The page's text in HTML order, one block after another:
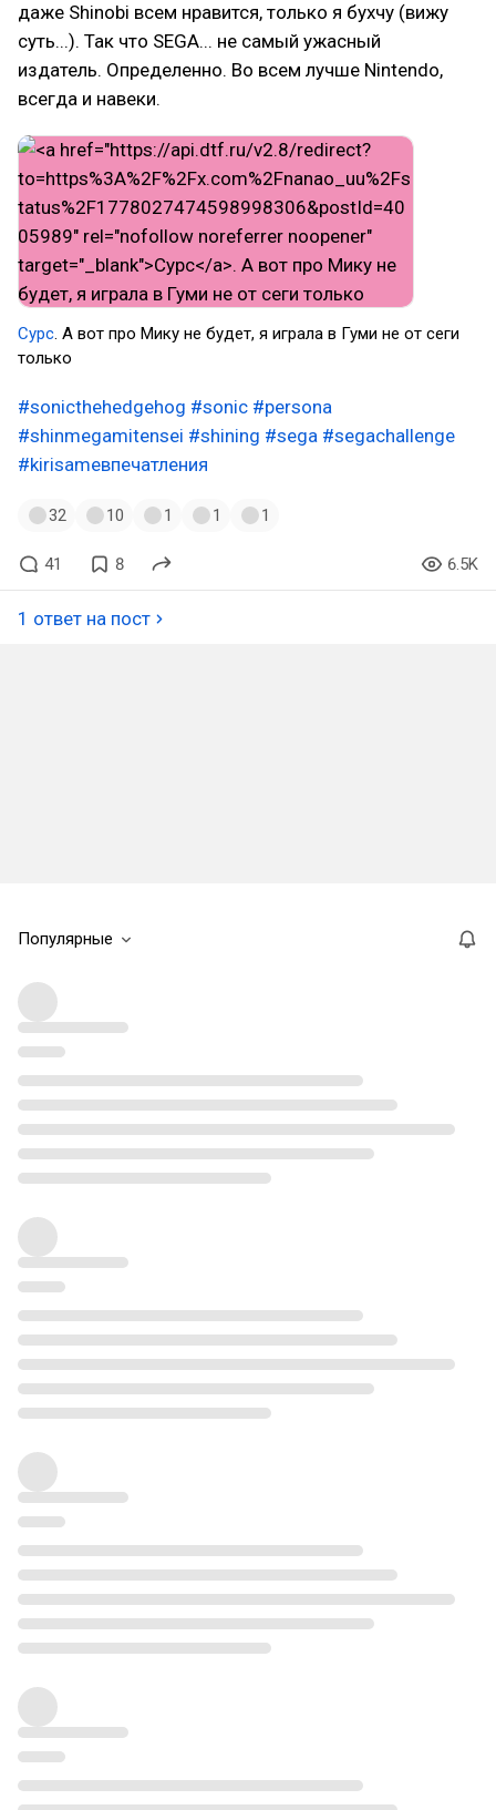
даже Shinobi всем нравится, только я бухчу (вижу
суть...). Так что SEGA... не самый ужасный
издатель. Определенно. Во всем лучше Nintendo,
всегда и навеки.
Сурс. А вот про Мику не будет, я играла в Гуми не от сеги
только
#sonicthehedgehog #sonic #persona
#shinmegamitensei #shining #sega #segachallenge
#kirisameвпечатления
32 10 1 1 1
41 8 6.5K
1 ответ на пост
Популярные